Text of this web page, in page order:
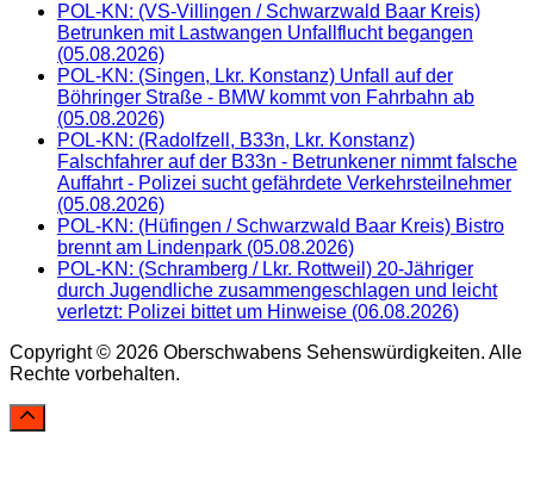
POL-KN: (VS-Villingen / Schwarzwald Baar Kreis)
Betrunken mit Lastwangen Unfallflucht begangen
(05.08.2026)
POL-KN: (Singen, Lkr. Konstanz) Unfall auf der
Böhringer Straße - BMW kommt von Fahrbahn ab
(05.08.2026)
POL-KN: (Radolfzell, B33n, Lkr. Konstanz)
Falschfahrer auf der B33n - Betrunkener nimmt falsche
Auffahrt - Polizei sucht gefährdete Verkehrsteilnehmer
(05.08.2026)
POL-KN: (Hüfingen / Schwarzwald Baar Kreis) Bistro
brennt am Lindenpark (05.08.2026)
POL-KN: (Schramberg / Lkr. Rottweil) 20-Jähriger
durch Jugendliche zusammengeschlagen und leicht
verletzt: Polizei bittet um Hinweise (06.08.2026)
Copyright © 2026 Oberschwabens Sehenswürdigkeiten. Alle
Rechte vorbehalten.